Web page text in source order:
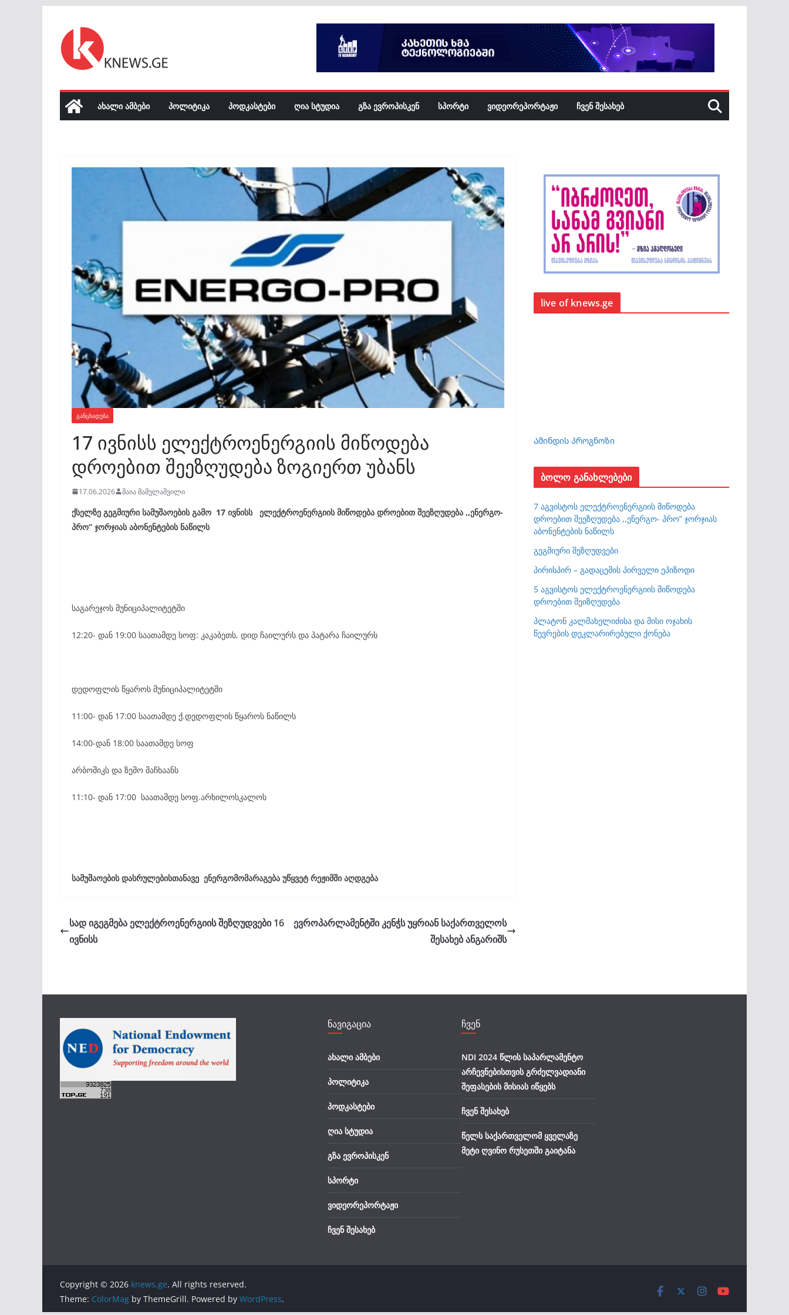
content
ᲐᲮᲐᲚᲘ ᲐᲛᲑᲔᲑᲘ ᲞᲝᲚᲘᲢᲘᲙᲐ ᲞᲝᲓᲙᲐᲡᲢᲔᲑᲘ ᲦᲘᲐ ᲡᲢᲣᲓᲘᲐ ᲒᲖᲐ ᲔᲕᲠᲝᲞᲘᲡᲙᲔᲜ ᲡᲞᲝᲠᲢᲘ ᲕᲘᲓᲔᲝᲠᲔᲞᲝᲠᲢᲐᲟᲘ ᲩᲕᲔᲜ ᲨᲔᲡᲐᲮᲔᲑ
ᲒᲐᲜᲪᲮᲐᲓᲔᲑᲐ
17 ივნისს ელექტროენერგიის მიწოდება
დროებით შეეზღუდება ზოგიერთ უბანს
17.06.2026 მაია მამულაშვილი
ქსელზე გეგმიური სამუშაოების გამო 17 ივნისს ელექტროენერგიის მიწოდება დროებით შეეზღუდება ,,ენერგო-
პრო” ჯორჯიას აბონენტების ნაწილს
საგარეჯოს მუნიციპალიტეტში
12:20- დან 19:00 საათამდე სოფ: კაკაბეთს, დიდ ჩაილურს და პატარა ჩაილურს
დედოფლის წყაროს მუნიციპალიტეტში
11:00- დან 17:00 საათამდე ქ.დედოფლის წყაროს ნაწილს
14:00-დან 18:00 საათამდე სოფ
არბოშიკს და ზემო მაჩხაანს
11:10- დან 17:00 საათამდე სოფ.არხილოსკალოს
სამუშაოების დასრულებისთანავე ენერგომომარაგება უწყვეტ რეჟიმში აღდგება
სად იგეგმება ელექტროენერგიის შეზღუდვები 16
ივნისს
ევროპარლამენტში კენჭს უყრიან საქართველოს
შესახებ ანგარიშს
live of knews.ge
Ამინდის პროგნოზი
ბოლო განახლებები
7 აგვისტოს ელექტროენერგიის მიწოდება
დროებით შეეზღუდება ,,ენერგო- პრო” ჯორჯიას
აბონენტების ნაწილს
გეგმიური შეზღუდვები
პირისპირ – გადაცემის პირველი ეპიზოდი
5 აგვისტოს ელექტროენერგიის მიწოდება
დროებით შეიზღუდება
პლატონ კალმახელიძისა და მისი ოჯახის
წევრების დეკლარირებული ქონება
ნავიგაცია
ახალი ამბები
პოლიტიკა
პოდკასტები
ღია სტუდია
გზა ევროპისკენ
სპორტი
ვიდეორეპორტაჟი
ჩვენ შესახებ
ჩვენ
NDI 2024 წლის საპარლამენტო
არჩევნებისთვის გრძელვადიანი
შეფასების მისიას იწყებს
ჩვენ შესახებ
წელს საქართველომ ყველაზე
მეტი ღვინო რუსეთში გაიტანა
Copyright © 2026 knews.ge. All rights reserved.
Theme: ColorMag by ThemeGrill. Powered by WordPress.